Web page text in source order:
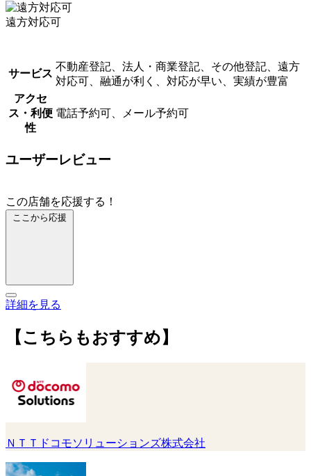
遠方対応可
サービス
不動産登記、法人・商業登記、その他登記、遠方
対応可、融通が利く、対応が早い、実績が豊富
アクセ
ス・利便
性
電話予約可、メール予約可
ユーザーレビュー
この店舗を応援する！
ここから応援
詳細を見る
【こちらもおすすめ】
ＮＴＴドコモソリューションズ株式会社